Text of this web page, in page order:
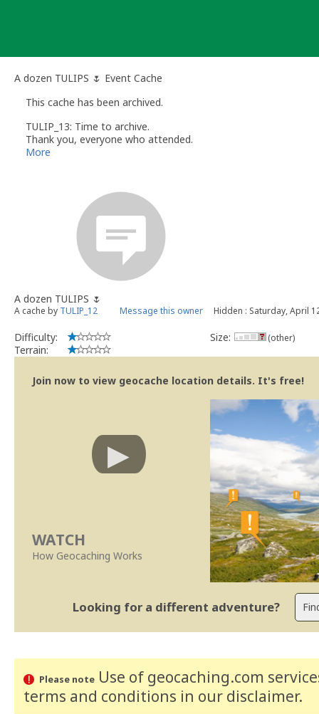
A dozen TULIPS 🌷 Event Cache
This cache has been archived.
TULIP_13: Time to archive.
Thank you, everyone who attended.
More
A dozen TULIPS 🌷
A cache by TULIP_12 Message this owner Hidden : Saturday, April
Difficulty:
Terrain:
Size: (other)
Join now to view geocache location details. It's free!
WATCH
How Geocaching Works
Looking for a different adventure?
Please noteUse of geocaching.com
terms and conditions in our disclaimer.